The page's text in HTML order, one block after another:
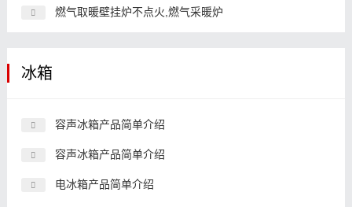
燃气取暖壁挂炉不点火,燃气采暖炉
冰箱
容声冰箱产品简单介绍
容声冰箱产品简单介绍
电冰箱产品简单介绍